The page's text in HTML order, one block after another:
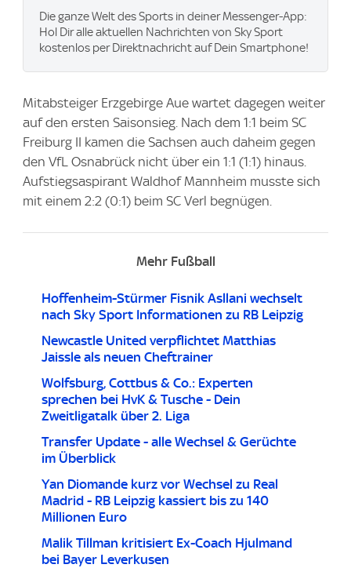
Die ganze Welt des Sports in deiner Messenger-App:
Hol Dir alle aktuellen Nachrichten von Sky Sport
kostenlos per Direktnachricht auf Dein Smartphone!
Mitabsteiger Erzgebirge Aue wartet dagegen weiter
auf den ersten Saisonsieg. Nach dem 1:1 beim SC
Freiburg II kamen die Sachsen auch daheim gegen
den VfL Osnabrück nicht über ein 1:1 (1:1) hinaus.
Aufstiegsaspirant Waldhof Mannheim musste sich
mit einem 2:2 (0:1) beim SC Verl begnügen.
Mehr Fußball
Hoffenheim-Stürmer Fisnik Asllani wechselt
nach Sky Sport Informationen zu RB Leipzig
Newcastle United verpflichtet Matthias
Jaissle als neuen Cheftrainer
Wolfsburg, Cottbus & Co.: Experten
sprechen bei HvK & Tusche - Dein
Zweitligatalk über 2. Liga
Transfer Update - alle Wechsel & Gerüchte
im Überblick
Yan Diomande kurz vor Wechsel zu Real
Madrid - RB Leipzig kassiert bis zu 140
Millionen Euro
Malik Tillman kritisiert Ex-Coach Hjulmand
bei Bayer Leverkusen